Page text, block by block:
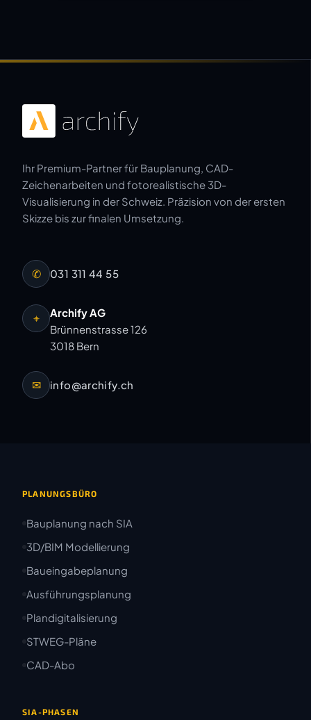
Ihr Premium-Partner für Bauplanung, CAD-
Zeichenarbeiten und fotorealistische 3D-
Visualisierung in der Schweiz. Präzision von der ersten
Skizze bis zur finalen Umsetzung.
✆ 031 311 44 55
⌖
Archify AG
Brünnenstrasse 126
3018 Bern
✉ info@archify.ch
PLANUNGSBÜRO
Bauplanung nach SIA
3D/BIM Modellierung
Baueingabeplanung
Ausführungsplanung
Plandigitalisierung
STWEG-Pläne
CAD-Abo
SIA-PHASEN